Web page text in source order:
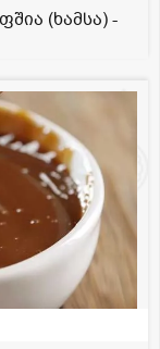
(ხამსა) -